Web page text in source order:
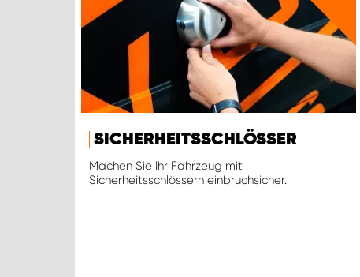
SICHERHEITSSCHLÖSSER
Machen Sie Ihr Fahrzeug mit
Sicherheitsschlössern einbruchsicher.